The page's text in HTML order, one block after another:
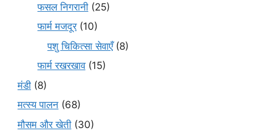
फसल निगरानी (25)
फार्म मजदूर(10)
पशु चिकित्सा सेवाएँ(8)
फार्म रखरखाव(15)
मंडी (8)
मत्स्य पालन (68)
मौसम और खेती (30)